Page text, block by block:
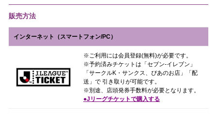
販売方法
インターネット（スマートフォン/PC）
※ご利用には会員登録(無料)が必要です。
※予約済みチケットは「セブン-イレブン」
「サークルK・サンクス、ぴあのお店」「配
送」で 引き取りが可能です。
※別途、店頭発券手数料が必要となります。
●Jリーグチケットで購入する